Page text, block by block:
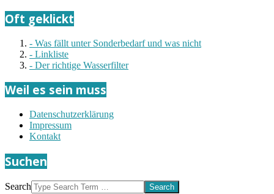
Oft geklickt
- Was fällt unter Sonderbedarf und was nicht
- Linkliste
- Der richtige Wasserfilter
Weil es sein muss
Datenschutzerklärung
Impressum
Kontakt
Suchen
Search